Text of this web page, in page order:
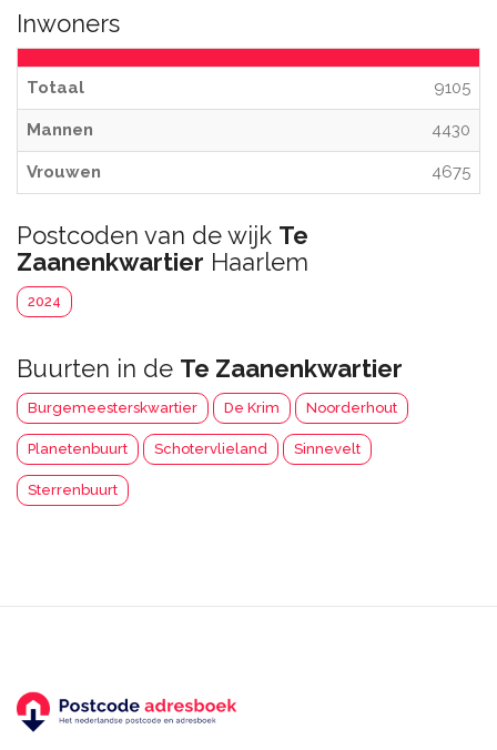
Inwoners
Totaal 9105
Mannen 4430
Vrouwen 4675
Postcoden van de wijk Te
Zaanenkwartier Haarlem
2024
Buurten in de Te Zaanenkwartier
Burgemeesterskwartier De Krim Noorderhout
Planetenbuurt Schotervlieland Sinnevelt
Sterrenbuurt